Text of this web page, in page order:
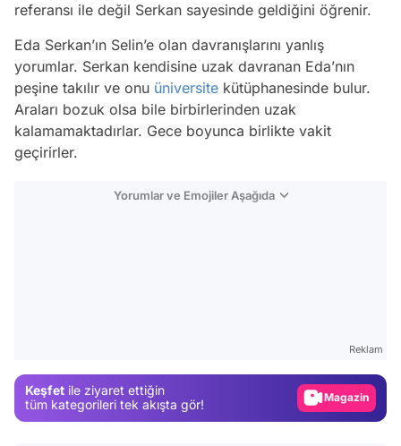
referansı ile değil Serkan sayesinde geldiğini öğrenir.
Eda Serkan’ın Selin’e olan davranışlarını yanlış
yorumlar. Serkan kendisine uzak davranan Eda’nın
peşine takılır ve onu üniversite kütüphanesinde bulur.
Araları bozuk olsa bile birbirlerinden uzak
kalamamaktadırlar. Gece boyunca birlikte vakit
geçirirler.
Yorumlar ve Emojiler Aşağıda
Reklam
Keşfet ile ziyaret ettiğin
tüm kategorileri tek akışta gör!
Magazin